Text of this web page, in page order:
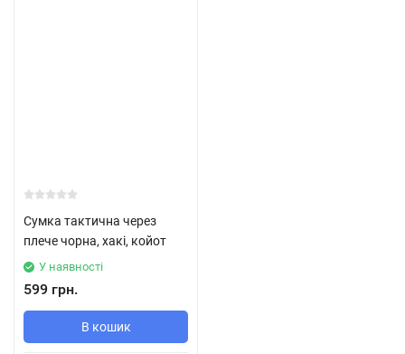
Сумка тактична через
плече чорна, хакі, койот
У наявності
599 грн.
В кошик